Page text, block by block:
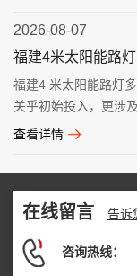
2026-08-07
福建4米太阳能路
福建4 米太阳能路灯
关乎初始投入，更涉
查看详情
在线留言 告诉
咨询热线：